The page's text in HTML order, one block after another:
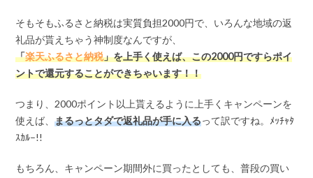
そもそもふるさと納税は実質負担2000円で、いろんな地域の返
礼品が貰えちゃう神制度なんですが、
「楽天ふるさと納税」を上手く使えば、この2000円ですらポイ
ントで還元することができちゃいます！！
つまり、2000ポイント以上貰えるように上手くキャンペーンを
使えば、まるっとタダで返礼品が手に入るって訳ですね。ﾒｯﾁｬﾀ
ｽｶﾙ–!!
もちろん、キャンペーン期間外に買ったとしても、普段の買い